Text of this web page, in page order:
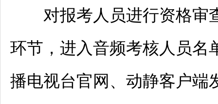
对报考人员进行资格审
环节，进入音频考核人员名
播电视台官网、动静客户端